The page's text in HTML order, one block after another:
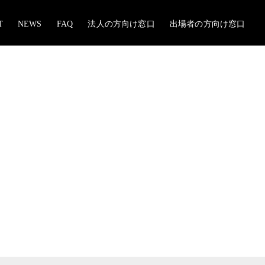
NEWS FAQ 法人の方向け窓口 出場者の方向け窓口